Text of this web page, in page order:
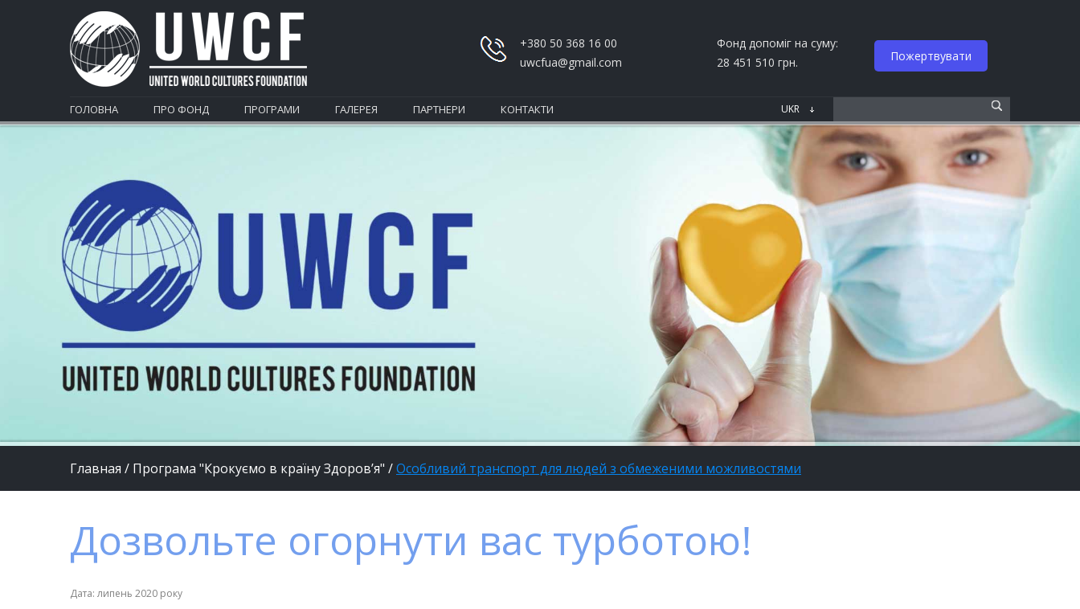
+380 50 368 16 00
uwcfua@gmail.com
Фонд допоміг на суму:
28 451 510 грн.
Пожертвувати
ГОЛОВНА ПРО ФОНД ПРОГРАМИ ГАЛЕРЕЯ ПАРТНЕРИ КОНТАКТИ
Главная / Програма "Крокуємо в країну Здоров’я" /Особливий транспорт для людей з обмеженими можливостями
Дозвольте огорнути вас турботою!
Дата: липень 2020 року